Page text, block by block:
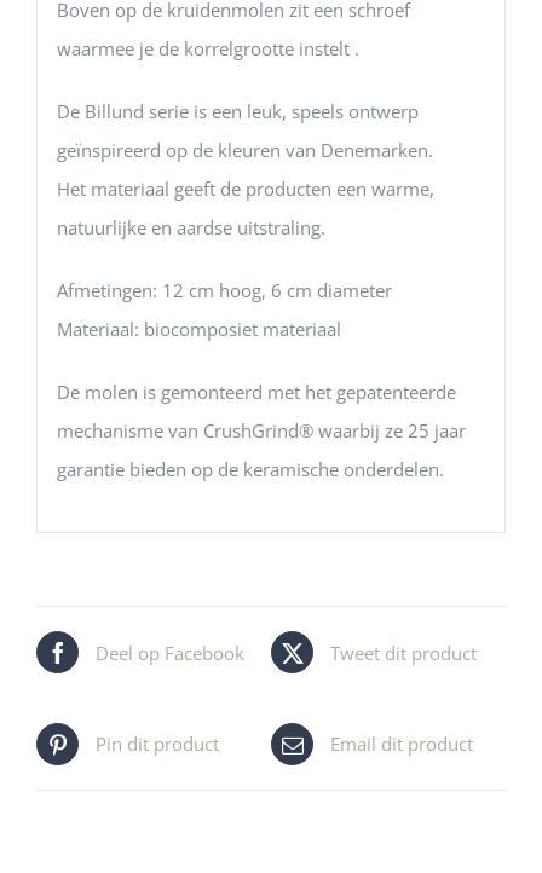
Boven op de kruidenmolen zit een schroef
waarmee je de korrelgrootte instelt .
De Billund serie is een leuk, speels ontwerp
geïnspireerd op de kleuren van Denemarken.
Het materiaal geeft de producten een warme,
natuurlijke en aardse uitstraling.
Afmetingen: 12 cm hoog, 6 cm diameter
Materiaal: biocomposiet materiaal
De molen is gemonteerd met het gepatenteerde
mechanisme van CrushGrind® waarbij ze 25 jaar
garantie bieden op de keramische onderdelen.
Deel op Facebook Tweet dit product
Pin dit product Email dit product